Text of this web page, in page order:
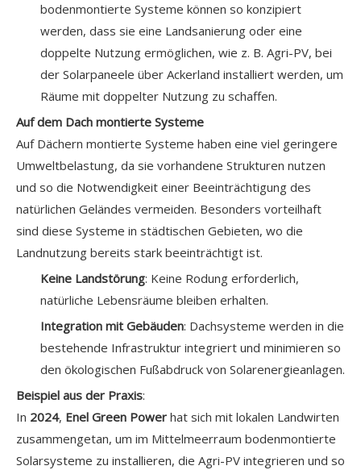
bodenmontierte Systeme können so konzipiert
werden, dass sie eine Landsanierung oder eine
doppelte Nutzung ermöglichen, wie z. B. Agri-PV, bei
der Solarpaneele über Ackerland installiert werden, um
Räume mit doppelter Nutzung zu schaffen.
Auf dem Dach montierte Systeme
Auf Dächern montierte Systeme haben eine viel geringere
Umweltbelastung, da sie vorhandene Strukturen nutzen
und so die Notwendigkeit einer Beeinträchtigung des
natürlichen Geländes vermeiden. Besonders vorteilhaft
sind diese Systeme in städtischen Gebieten, wo die
Landnutzung bereits stark beeinträchtigt ist.
Keine Landstörung: Keine Rodung erforderlich,
natürliche Lebensräume bleiben erhalten.
Integration mit Gebäuden: Dachsysteme werden in die
bestehende Infrastruktur integriert und minimieren so
den ökologischen Fußabdruck von Solarenergieanlagen.
Beispiel aus der Praxis:
In 2024, Enel Green Power hat sich mit lokalen Landwirten
zusammengetan, um im Mittelmeerraum bodenmontierte
Solarsysteme zu installieren, die Agri-PV integrieren und so